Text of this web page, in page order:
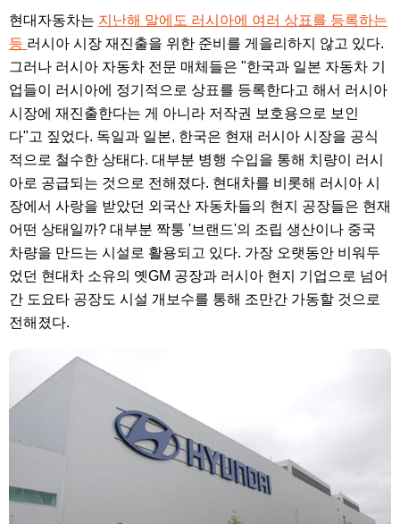
현대자동차는 지난해 말에도 러시아에 여러 상표를 등록하는
등 러시아 시장 재진출을 위한 준비를 게을리하지 않고 있다.
그러나 러시아 자동차 전문 매체들은 "한국과 일본 자동차 기
업들이 러시아에 정기적으로 상표를 등록한다고 해서 러시아
시장에 재진출한다는 게 아니라 저작권 보호용으로 보인
다"고 짚었다. 독일과 일본, 한국은 현재 러시아 시장을 공식
적으로 철수한 상태다. 대부분 병행 수입을 통해 치량이 러시
아로 공급되는 것으로 전해졌다. 현대차를 비롯해 러시아 시
장에서 사랑을 받았던 외국산 자동차들의 현지 공장들은 현재
어떤 상태일까? 대부분 짝퉁 '브랜드'의 조립 생산이나 중국
차량을 만드는 시설로 활용되고 있다. 가장 오랫동안 비워두
었던 현대차 소유의 옛GM 공장과 러시아 현지 기업으로 넘어
간 도요타 공장도 시설 개보수를 통해 조만간 가동할 것으로
전해졌다.